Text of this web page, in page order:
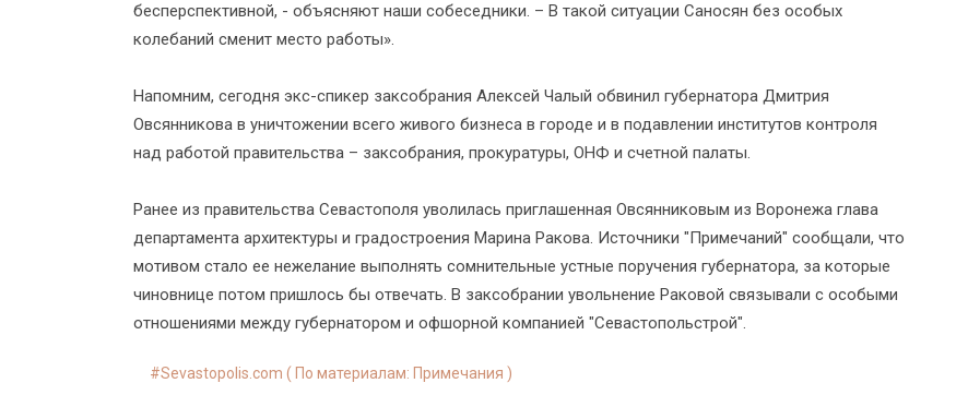
бесперспективной, - объясняют наши собеседники. – В такой ситуации Саносян без особых
колебаний сменит место работы».
Напомним, сегодня экс-спикер заксобрания Алексей Чалый обвинил губернатора Дмитрия
Овсянникова в уничтожении всего живого бизнеса в городе и в подавлении институтов контроля
над работой правительства – заксобрания, прокуратуры, ОНФ и счетной палаты.
Ранее из правительства Севастополя уволилась приглашенная Овсянниковым из Воронежа глава
департамента архитектуры и градостроения Марина Ракова. Источники "Примечаний" сообщали, что
мотивом стало ее нежелание выполнять сомнительные устные поручения губернатора, за которые
чиновнице потом пришлось бы отвечать. В заксобрании увольнение Раковой связывали с особыми
отношениями между губернатором и офшорной компанией "Севастопольстрой".
Sevastopolis.com ( По материалам: Примечания )